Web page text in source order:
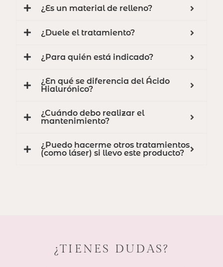
¿Es un material de relleno?
¿Duele el tratamiento?
¿Para quién está indicado?
¿En qué se diferencia del Ácido
Hialurónico?
¿Cuándo debo realizar el
mantenimiento?
¿Puedo hacerme otros tratamientos
(como láser) si llevo este producto?
¿TIENES DUDAS?